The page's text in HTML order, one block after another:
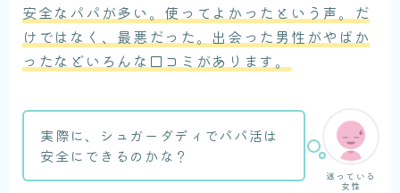
安全なパパが多い。使ってよかったという声。だ
けではなく、最悪だった。出会った男性がやばか
ったなどいろんな口コミがあります。
迷っている
女性
実際に、シュガーダディでパパ活は
安全にできるのかな？